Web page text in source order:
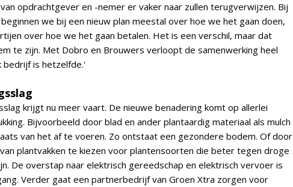
opdrachtgever en -nemer er vaker naar zullen terugverwijzen. Bij
we bij een nieuw plan meestal over hoe we het gaan doen,
over hoe we het gaan betalen. Het is een verschil, maar dat
te zijn. Met Dobro en Brouwers verloopt de samenwerking heel
bedrijf is hetzelfde.'
krijgt nu meer vaart. De nieuwe benadering komt op allerlei
Bijvoorbeeld door blad en ander plantaardig materiaal als mulch
van het af te voeren. Zo ontstaat een gezondere bodem. Of door
plantvakken te kiezen voor plantensoorten die beter tegen droge
De overstap naar elektrisch gereedschap en elektrisch vervoer is
Verder gaat een partnerbedrijf van Groen Xtra zorgen voor